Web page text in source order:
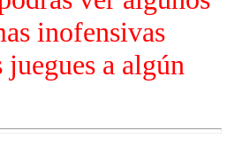
inofensivas
juegues a algún